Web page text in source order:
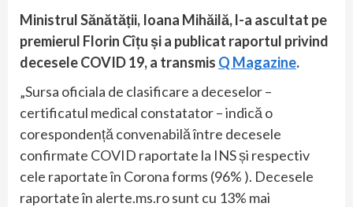
Ministrul Sănătății, Ioana Mihăilă, l-a ascultat pe
premierul Florin Cîțu și a publicat raportul privind
decesele COVID 19, a transmis Q Magazine.
„Sursa oficiala de clasificare a deceselor –
certificatul medical constatator – indică o
corespondență convenabilă între decesele
confirmate COVID raportate la INS și respectiv
cele raportate în Corona forms (96% ). Decesele
raportate în alerte.ms.ro sunt cu 13% mai